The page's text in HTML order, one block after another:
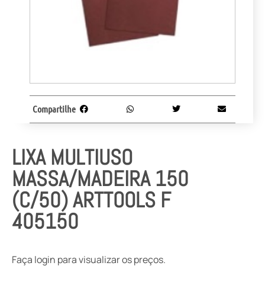
LIXA MULTIUSO
MASSA/MADEIRA 150
(C/50) ARTTOOLS F
405150
Faça login para visualizar os preços.
Compartilhe